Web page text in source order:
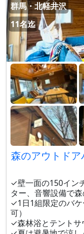
群馬・北軽井沢
11名迄
森のアウトドア
✓壁一面の150イン
ター、音響設備で
✓1日1組限定のバ
可）
✓森林浴とテントサ